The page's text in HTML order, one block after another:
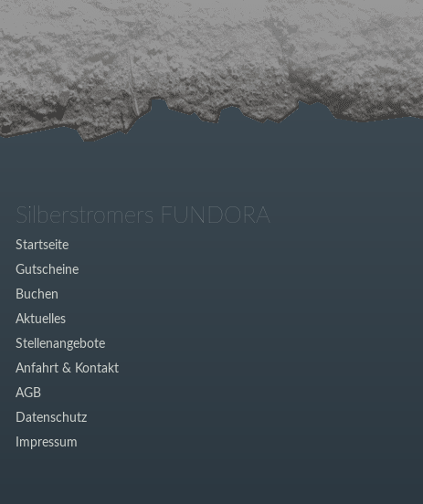
Silberstromers FUNDORA
Startseite
Gutscheine
Buchen
Aktuelles
Stellenangebote
Anfahrt & Kontakt
AGB
Datenschutz
Impressum